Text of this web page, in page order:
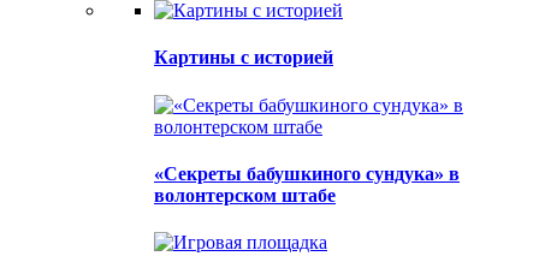
Картины с историей
«Секреты бабушкиного сундука» в
волонтерском штабе